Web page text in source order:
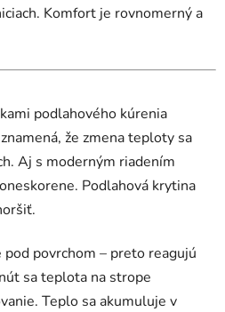
Komfort je rovnomerný a
podlahového kúrenia
že zmena teploty sa
Aj s moderným riadením
Podlahová krytina
povrchom – preto reagujú
sa teplota na strope
Teplo sa akumuluje v